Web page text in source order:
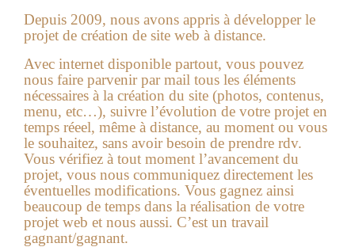
Depuis 2009, nous avons appris à développer le
projet de création de site web à distance.
Avec internet disponible partout, vous pouvez
nous faire parvenir par mail tous les éléments
nécessaires à la création du site (photos, contenus,
menu, etc…), suivre l’évolution de votre projet en
temps réeel, même à distance, au moment ou vous
le souhaitez, sans avoir besoin de prendre rdv.
Vous vérifiez à tout moment l’avancement du
projet, vous nous communiquez directement les
éventuelles modifications. Vous gagnez ainsi
beaucoup de temps dans la réalisation de votre
projet web et nous aussi. C’est un travail
gagnant/gagnant.